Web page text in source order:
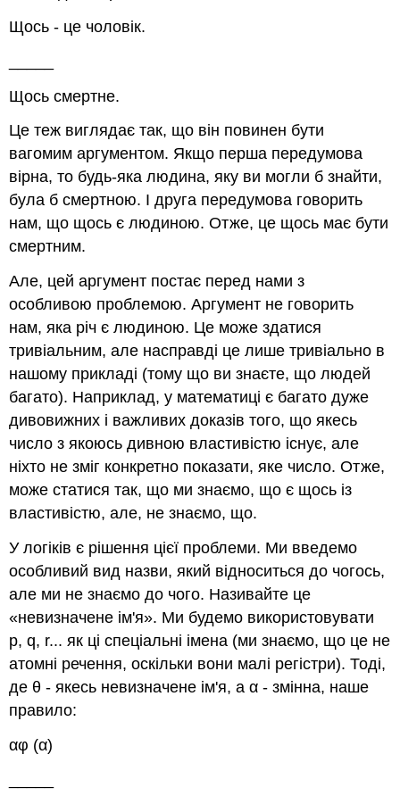
Щось - це чоловік.
Щось смертне.
Це теж виглядає так, що він повинен бути
вагомим аргументом. Якщо перша передумова
вірна, то будь-яка людина, яку ви могли б знайти,
була б смертною. І друга передумова говорить
нам, що щось є людиною. Отже, це щось має бути
смертним.
Але, цей аргумент постає перед нами з
особливою проблемою. Аргумент не говорить
нам, яка річ є людиною. Це може здатися
тривіальним, але насправді це лише тривіально в
нашому прикладі (тому що ви знаєте, що людей
багато). Наприклад, у математиці є багато дуже
дивовижних і важливих доказів того, що якесь
число з якоюсь дивною властивістю існує, але
ніхто не зміг конкретно показати, яке число. Отже,
може статися так, що ми знаємо, що є щось із
властивістю, але, не знаємо, що.
У логіків є рішення цієї проблеми. Ми введемо
особливий вид назви, який відноситься до чогось,
але ми не знаємо до чого. Називайте це
«невизначене ім'я». Ми будемо використовувати
p, q, r... як ці спеціальні імена (ми знаємо, що це не
атомні речення, оскільки вони малі регістри). Тоді,
де θ - якесь невизначене ім'я, а α - змінна, наше
правило:
αφ (α)